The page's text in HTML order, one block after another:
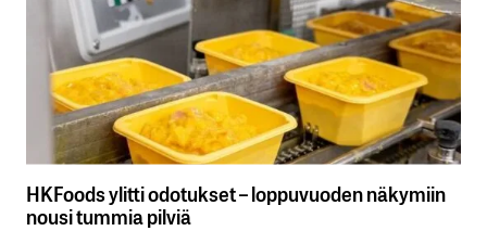
HKFoods ylitti odotukset – loppuvuoden näkymiin
nousi tummia pilviä